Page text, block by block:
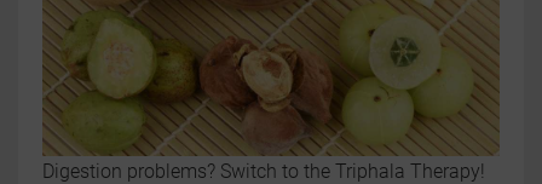
Digestion problems? Switch to the Triphala Therapy!